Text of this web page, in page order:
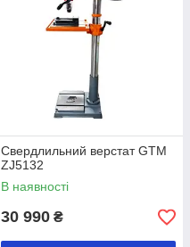
Свердлильний верстат GTM
ZJ5132
В наявності
30 990 ₴